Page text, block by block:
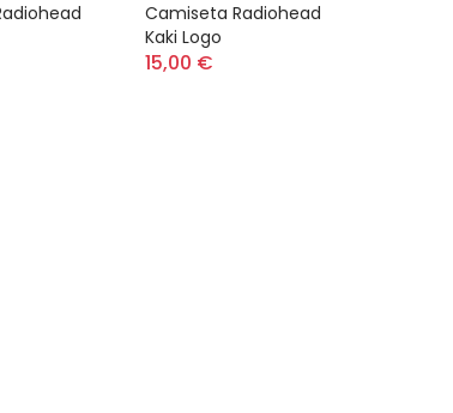
Camiseta Radiohead
Kaki Logo
15,00 €